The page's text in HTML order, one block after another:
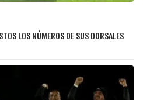
LOS NÚMEROS DE SUS DORSALES